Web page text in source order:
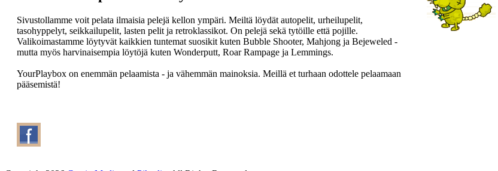
Sivustollamme voit pelata ilmaisia pelejä kellon ympäri. Meiltä löydät autopelit, urheilupelit,
tasohyppelyt, seikkailupelit, lasten pelit ja retroklassikot. On pelejä sekä tytöille että pojille.
Valikoimastamme löytyvät kaikkien tuntemat suosikit kuten Bubble Shooter, Mahjong ja Bejeweled -
mutta myös harvinaisempia löytöjä kuten Wonderputt, Roar Rampage ja Lemmings.
YourPlaybox on enemmän pelaamista - ja vähemmän mainoksia. Meillä et turhaan odottele pelaamaan
pääsemistä!